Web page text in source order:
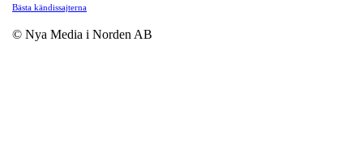
Bästa kändissajterna
© Nya Media i Norden AB